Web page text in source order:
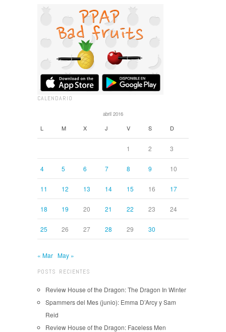
CALENDARIO
abril 2016
L M X J V S D
1 2 3
4 5 6 7 8 9 10
11 12 13 14 15 16 17
18 19 20 21 22 23 24
25 26 27 28 29 30
« Mar May »
POSTS RECIENTES
Review House of the Dragon: The Dragon In Winter
Spammers del Mes (junio): Emma D’Arcy y Sam
Reid
Review House of the Dragon: Faceless Men